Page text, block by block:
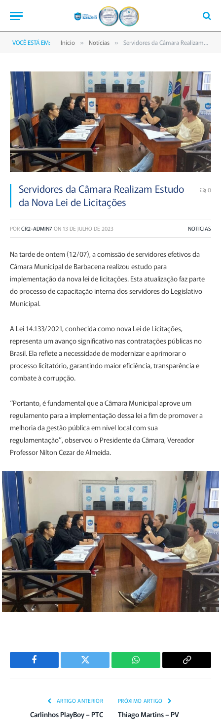
VOCÊ ESTÁ EM: Início » Notícias » Servidores da Câmara Realizam Estudo da Nova Lei de Licitações
Servidores da Câmara Realizam Estudo
da Nova Lei de Licitações
0
PORCR2-ADMIN7 ON 13 DE JULHO DE 2023 NOTÍCIAS
Na tarde de ontem (12/07), a comissão de servidores efetivos da
Câmara Municipal de Barbacena realizou estudo para
implementação da nova lei de licitações. Esta atualização faz parte
do processo de capacitação interna dos servidores do Legislativo
Municipal.
A Lei 14.133/2021, conhecida como nova Lei de Licitações,
representa um avanço significativo nas contratações públicas no
Brasil. Ela reflete a necessidade de modernizar e aprimorar o
processo licitatório, garantindo maior eficiência, transparência e
combate à corrupção.
“Portanto, é fundamental que a Câmara Municipal aprove um
regulamento para a implementação dessa lei a fim de promover a
melhoria da gestão pública em nível local com sua
regulamentação”, observou o Presidente da Câmara, Vereador
Professor Nilton Cezar de Almeida.
Facebook Twitter WhatsApp
Copiar
ARTIGO ANTERIOR
Carlinhos PlayBoy – PTC
PRÓXIMO ARTIGO
Thiago Martins – PV